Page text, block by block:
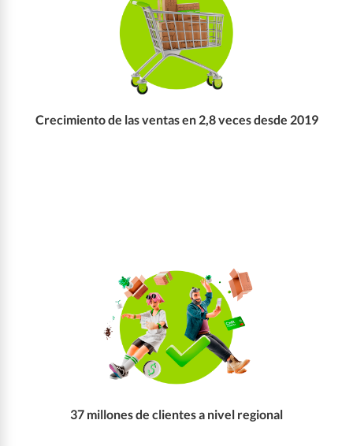
Crecimiento de las ventas en 2,8 veces desde 2019
37 millones de clientes a nivel regional